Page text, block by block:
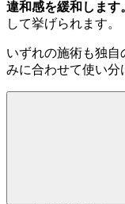
違和感を緩和します
して挙げられます。
いずれの施術も独
みに合わせて使い分